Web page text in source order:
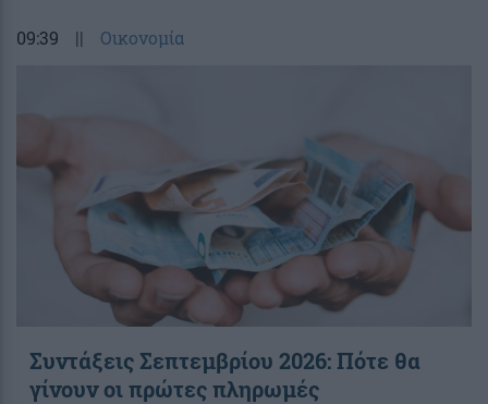
09:39 || Οικονομία
Συντάξεις Σεπτεμβρίου 2026: Πότε θα
γίνουν οι πρώτες πληρωμές